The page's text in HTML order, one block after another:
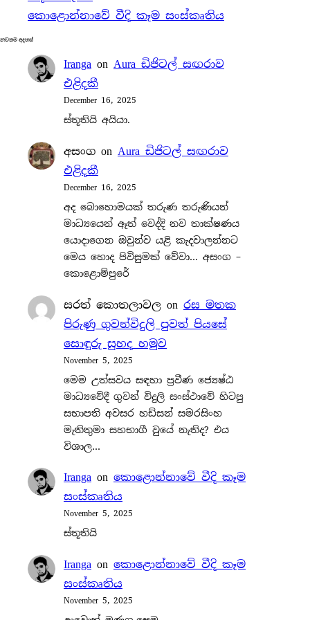
කොළොන්නාවේ වීදි කෑම සංස්කෘතිය
නවතම අදහස්
Iranga on Aura ඩිජිටල් සඟරාව
එළිදකී
December 16, 2025
ස්තූතියි අයියා.
අසංග on Aura ඩිජිටල් සඟරාව
එළිදකී
December 16, 2025
අද බොහොමයක් තරුණ තරුණියන්
මාධ්‍යයෙන් ඈත් වෙද්දි නව තාක්ෂණය
යොදාගෙන ඔවුන්ව යළි කැදවාලන්නට
මෙය හොද පිවිසුමක් වේවා… අසංග –
කොළොම්පුරේ
සරත් කොතලාවල on රස මතක
පිරුණු ගුවන්විදුලි පුවත් පියසේ
සොඳුරු සුහද හමුව
November 5, 2025
මෙම උත්සවය සඳහා ප්‍රවීණ ජ්‍යෙෂ්ඨ
මාධ්‍යවේදී ගුවන් විදුලි සංස්ථාවේ හිටපු
සභාපති අවසර හඩ්සන් සමරසිංහ
මැතිතුමා සහභාගී වුයේ නැතිද? එය
විශාල…
Iranga on කොළොන්නාවේ වීදි කෑම
සංස්කෘතිය
November 5, 2025
ස්තූතියි
Iranga on කොළොන්නාවේ වීදි කෑම
සංස්කෘතිය
November 5, 2025